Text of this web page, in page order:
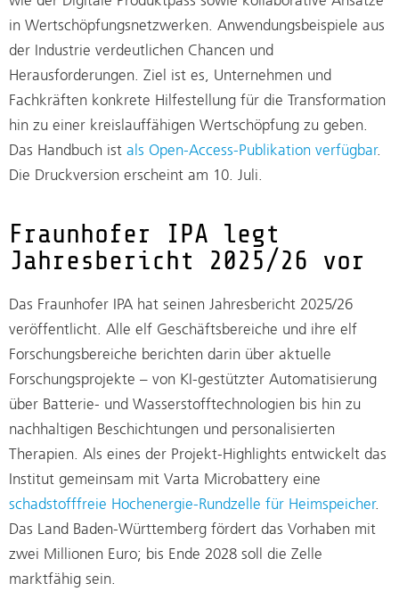
in Wertschöpfungsnetzwerken. Anwendungsbeispiele aus
der Industrie verdeutlichen Chancen und
Herausforderungen. Ziel ist es, Unternehmen und
Fachkräften konkrete Hilfestellung für die Transformation
hin zu einer kreislauffähigen Wertschöpfung zu geben.
Das Handbuch ist als Open-Access-Publikation verfügbar.
Die Druckversion erscheint am 10. Juli.
Fraunhofer IPA legt
Jahresbericht 2025/26 vor
Das Fraunhofer IPA hat seinen Jahresbericht 2025/26
veröffentlicht. Alle elf Geschäftsbereiche und ihre elf
Forschungsbereiche berichten darin über aktuelle
Forschungsprojekte – von KI-gestützter Automatisierung
über Batterie- und Wasserstofftechnologien bis hin zu
nachhaltigen Beschichtungen und personalisierten
Therapien. Als eines der Projekt-Highlights entwickelt das
Institut gemeinsam mit Varta Microbattery eine
schadstofffreie Hochenergie-Rundzelle für Heimspeicher.
Das Land Baden-Württemberg fördert das Vorhaben mit
zwei Millionen Euro; bis Ende 2028 soll die Zelle
marktfähig sein.